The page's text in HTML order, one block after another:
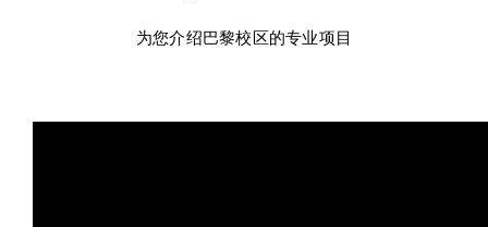
为您介绍巴黎校区的专业项目